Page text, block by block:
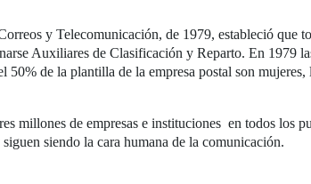
y Telecomunicación, de 1979, estableció que
Auxiliares de Clasificación y Reparto. En 1979
de la plantilla de la empresa postal son mujeres,
millones de empresas e instituciones en todos los
siendo la cara humana de la comunicación.